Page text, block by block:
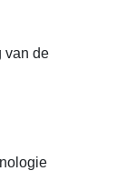
van de